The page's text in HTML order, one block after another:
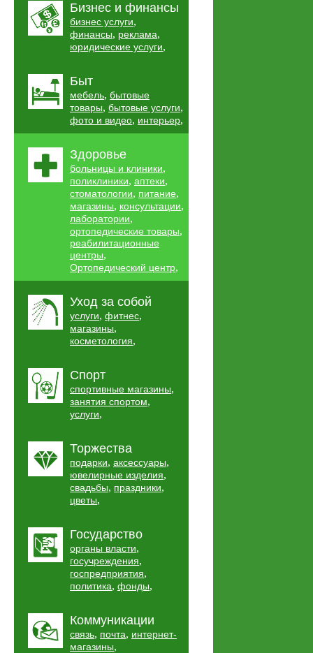
Бизнес и финансы
бизнес услуги,
финансы, реклама,
юридические услуги,
Быт
мебель, бытовые
товары, бытовые услуги,
фото и видео, интерьер,
Здоровье
больницы и клиники,
поликлиники, аптеки,
стоматологии, питание,
магазины, консультации,
лаборатории,
ортопедические товары,
реабилитационные
центры,
Ортопедический центр,
Уход за собой
услуги, фитнес,
магазины,
косметология,
Спорт
спортивные магазины,
занятия спортом,
услуги,
Торжества
подарки, аксессуары,
ювелирные изделия,
свадьбы, праздники,
цветы,
Государство
органы власти,
госучреждения,
госпредприятия,
политика, фонды,
Коммуникации
связь, почта, интернет-
магазины,